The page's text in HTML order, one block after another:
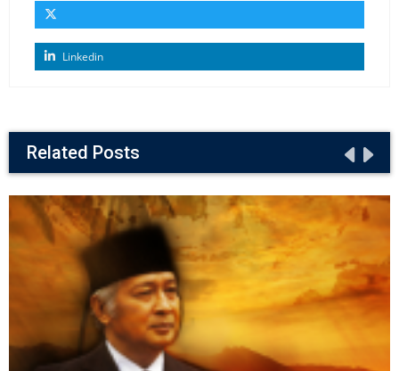
Linkedin
Related Posts